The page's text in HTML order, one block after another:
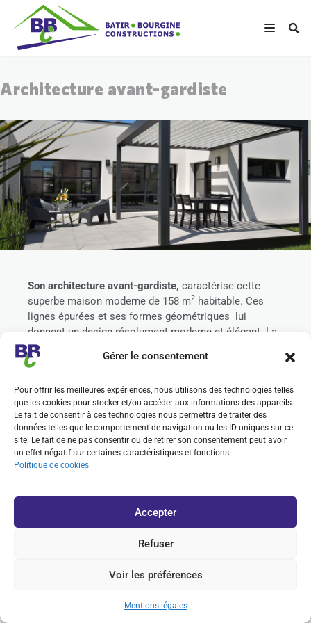
Gérer le consentement
Pour offrir les meilleures expériences, nous utilisons des technologies telles
que les cookies pour stocker et/ou accéder aux informations des appareils.
Le fait de consentir à ces technologies nous permettra de traiter des
données telles que le comportement de navigation ou les ID uniques sur ce
site. Le fait de ne pas consentir ou de retirer son consentement peut avoir
un effet négatif sur certaines caractéristiques et fonctions.
Politique de cookies
Accepter
Refuser
Voir les préférences
Mentions légales
Architecture avant-gardiste
Son architecture avant-gardiste, caractérise cette
superbe maison moderne de 158 m2 habitable. Ces
lignes épurées et ses formes géométriques lui
donnent un design résolument moderne et élégant. La
pureté du blanc de ses façades conjuguée à l’élégance
du gris anthracite des menuiseries lui confère un
Les ouvertures façon « verticale » sur le devant de la
maison donnent du cachet et illuminent les pièces de
lumières.
Sur sa partie arrière, ses propriétaires ont fait le choix
de vie, la cuisine et la suite parentale jusqu’à la
Amateurs d’une vie à l’extérieur, ses occupants
terrasse en prolongement des espaces de vie.